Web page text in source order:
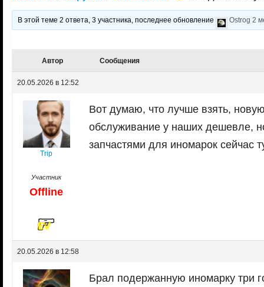
В этой теме 2 ответа, 3 участника, последнее обновление Ostrog 2
Автор Сообщения
20.05.2026 в 12:52
Trip
Участник
Offline
Вот думаю, что лучше взять,
обслуживание у наших дешевле,
запчастями для иномарок сейчас
20.05.2026 в 12:58
Брал подержанную иномарку три